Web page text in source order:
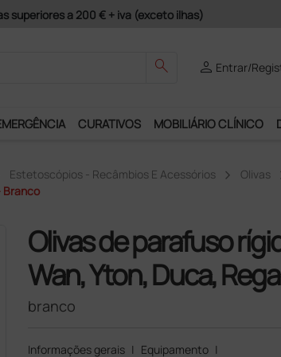
search person Entrar/
CURATIVOS MOBILIÁRIO CLÍNICO
Estetoscópios - Recâmbios E Acessórios
Olivas
Branco
Olivas de parafuso
Wan, Yton, Duca,
branco
Informações gerais | Equipamento |